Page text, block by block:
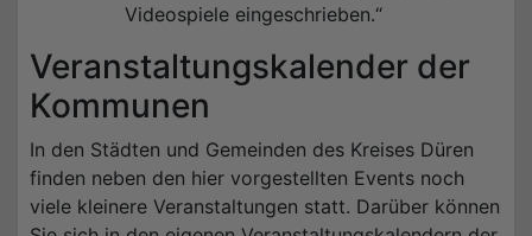
Videospiele eingeschrieben.“
Veranstaltungskalender der
Kommunen
In den Städten und Gemeinden des Kreises Düren
finden neben den hier vorgestellten Events noch
viele kleinere Veranstaltungen statt. Darüber können